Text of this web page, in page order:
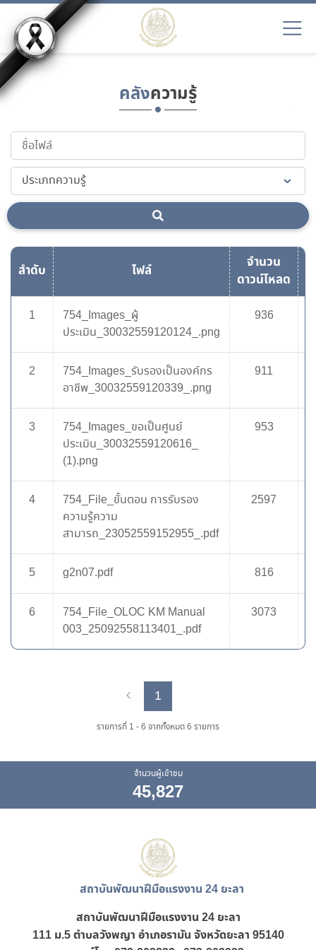
คลังความรู้
ลำดับ ไฟล์
จำนวน
ดาวน์โหลด
1
754_Images_ผู้
ประเมิน_30032559120124_.png
936
2
754_Images_รับรองเป็นองค์กร
อาชีพ_30032559120339_.png
911
3
754_Images_ขอเป็นศูนย์
ประเมิน_30032559120616_
(1).png
953
4
754_File_ขั้นตอน การรับรอง
ความรู้ความ
สามารถ_23052559152955_.pdf
2597
5 g2n07.pdf 816
6
754_File_OLOC KM Manual
003_25092558113401_.pdf
3073
Previous
1
รายการที่ 1 - 6 จากทั้งหมด 6 รายการ
จำนวนผู้เข้าชม
45,827
สถาบันพัฒนาฝีมือแรงงาน 24 ยะลา
สถาบันพัฒนาฝีมือแรงงาน 24 ยะลา
111 ม.5 ตำบลวังพญา อำเภอรามัน จังหวัดยะลา 95140